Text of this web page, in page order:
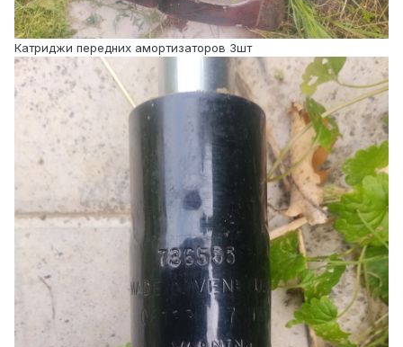
Катриджи передних амортизаторов 3шт